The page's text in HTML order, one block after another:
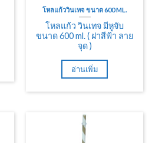
โหลแก้ววินเทจ ขนาด 600 ML.
โหลแก้ว วินเทจ มีหูจับ
ขนาด 600 ml. ( ฝาสีฟ้า ลาย
จุด )
อ่านเพิ่ม